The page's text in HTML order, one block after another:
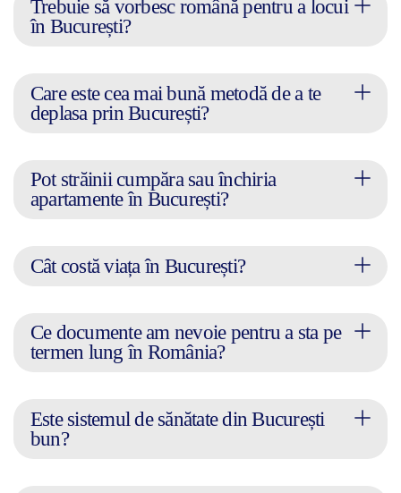
Trebuie să vorbesc română pentru a locui
în București?
Care este cea mai bună metodă de a te
deplasa prin București?
Pot străinii cumpăra sau închiria
apartamente în București?
Cât costă viața în București?
Ce documente am nevoie pentru a sta pe
termen lung în România?
Este sistemul de sănătate din București
bun?